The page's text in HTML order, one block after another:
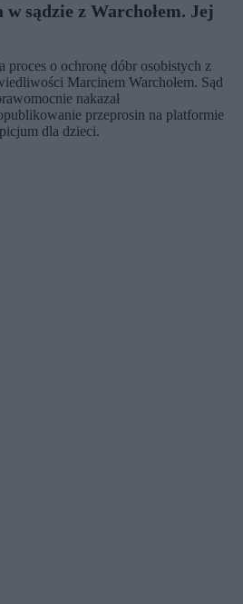
w sądzie z Warchołem. Jej
proces o ochronę dóbr osobistych z
Marcinem Warchołem. Sąd
nakazał
przeprosin na platformie
dla dzieci.